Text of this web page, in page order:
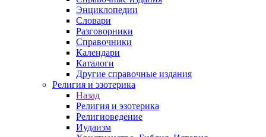
Энциклопедии
Словари
Разговорники
Справочники
Календари
Каталоги
Другие справочные издания
Религия и эзотерика
Назад
Религия и эзотерика
Религиоведение
Иудаизм